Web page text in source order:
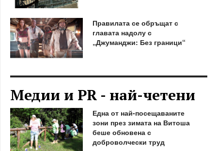
Правилата се обръщат с
главата надолу с
„Джуманджи: Без граници“
Медии и PR - най-четени
Една от най-посещаваните
зони през зимата на Витоша
беше обновена с
доброволчески труд